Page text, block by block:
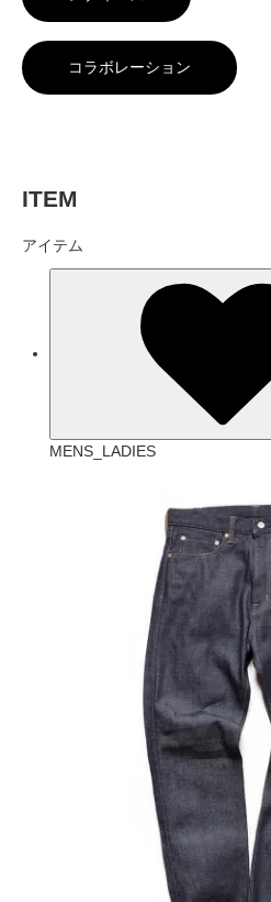
コラボレーション
ITEM
アイテム
MENS_LADIES